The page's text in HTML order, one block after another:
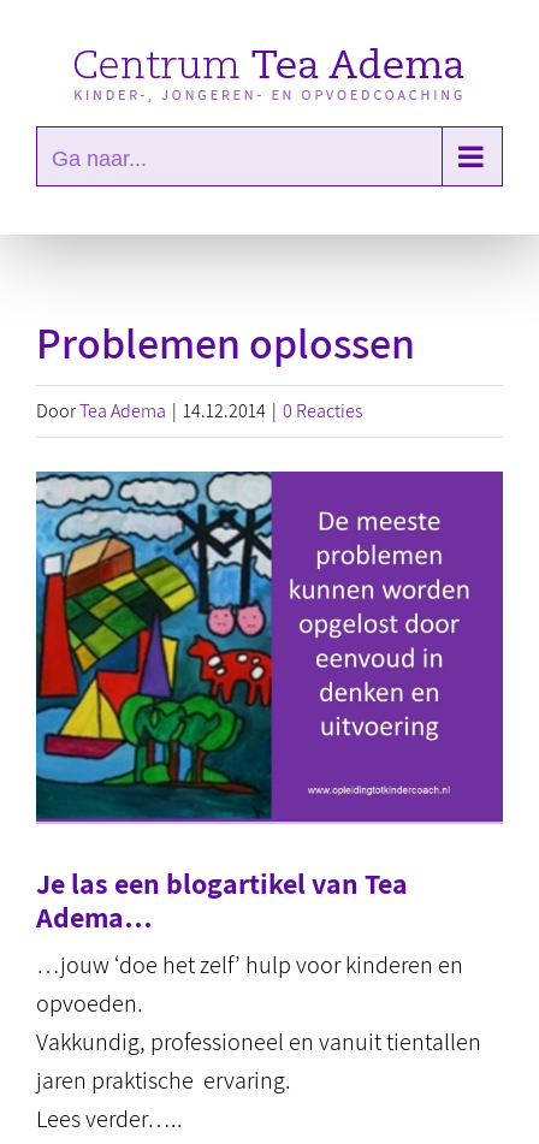
Ga naar...
Problemen oplossen
DoorTea Adema | 14.12.2014 | 0 Reacties
Je las een blogartikel van Tea
Adema…
…jouw ‘doe het zelf’ hulp voor kinderen en
opvoeden.
Vakkundig, professioneel en vanuit tientallen
jaren praktische ervaring.
Lees verder…..